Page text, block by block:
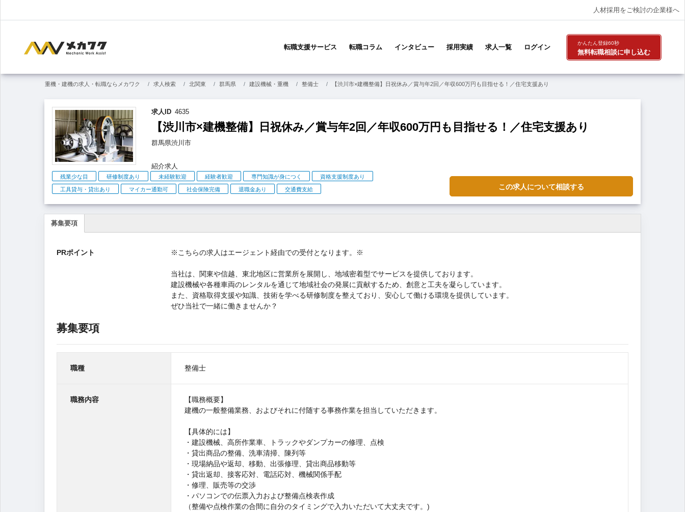
人材採用をご検討の企業様へ
ン
ビ
ゲ
ョ
転職支援サービス 転職コラム インタビュー 採用実績 求人一覧 ログイン
かんたん登録60秒
無料転職相談に申し込む
重機・建機の求人・転職ならメカワク 求人検索 北関東 群馬県 建設機械・重機 整備士 【渋川市×建機整備】日祝休み／賞与年2回／年収600万円も目指せる！／住宅支援あり
求人ID 4635
【渋川市×建機整備】日祝休み／賞与年2回／年収600万円も目指せる！／住宅支援あり
群馬県渋川市
紹介求人
だ
わ
り
残業少な目 研修制度あり 未経験歓迎 経験者歓迎 専門知識が身につく 資格支援制度あり
工具貸与・貸出あり マイカー通勤可 社会保険完備 退職金あり 交通費支給 この求人について相談する
募集要項
テPRポイント ※こちらの求人はエージェント経由での受付となります。※
当社は、関東や信越、東北地区に営業所を展開し、地域密着型でサービスを提供しております。
建設機械や各種車両のレンタルを通じて地域社会の発展に貢献するため、創意と工夫を凝らしています。
また、資格取得支援や知識、技術を学べる研修制度を整えており、安心して働ける環境を提供しています。
ぜひ当社で一緒に働きませんか？
募集要項
職種 整備士
職務内容
【職務概要】
建機の一般整備業務、およびそれに付随する事務作業を担当していただきます。
【具体的には】
・建設機械、高所作業車、トラックやダンプカーの修理、点検
・貸出商品の整備、洗車清掃、陳列等
・現場納品や返却、移動、出張修理、貸出商品移動等
・貸出返却、接客応対、電話応対、機械関係手配
・修理、販売等の交渉
・パソコンでの伝票入力および整備点検表作成
（整備や点検作業の合間に自分のタイミングで入力いただいて大丈夫です。)